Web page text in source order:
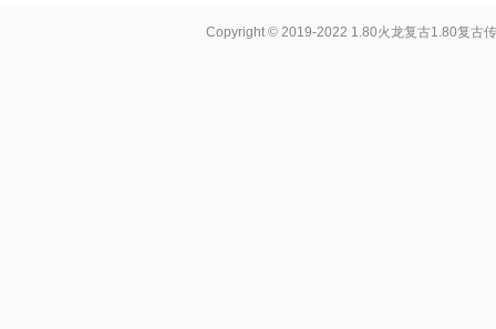
Copyright © 2019-2022 1.80火龙复古1.80复古